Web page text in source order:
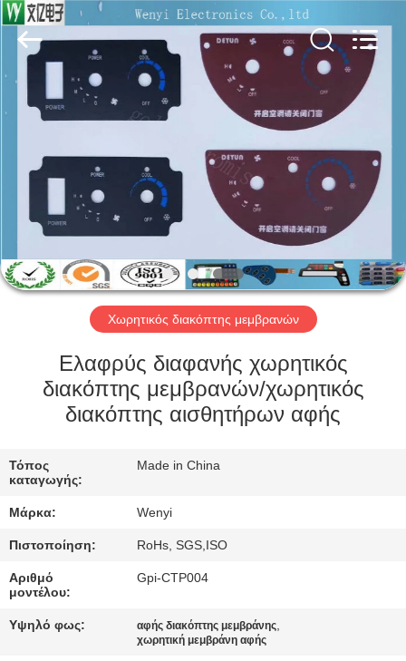
ΣΠΊΤΙ
ΠΡΟΪΌΝΤΑ
ΠΕΡΊΠΟΥ
ΕΜΕΊΣ
ΓΎΡΟΣ
ΕΡΓΟΣΤΑΣΊΩΝ
ΠΟΙΟΤΙΚΌΣ
ΈΛΕΓΧΟΣ
ΜΑΣ
ΕΛΆΤΕ
ΕΠΑΦΉ
ΜΕ
Jinyuanhang
Electronic
Technology
Co.,
Reserved.
Χωρητικός διακόπτης μεμβρανών
Ελαφρύς διαφανής χωρητικός
διακόπτης μεμβρανών/χωρητικός
διακόπτης αισθητήρων αφής
Τόπος
καταγωγής:
Made in China
Μάρκα: Wenyi
Πιστοποίηση: RoHs, SGS,ISO
Αριθμό
μοντέλου:
Gpi-CTP004
Υψηλό φως: αφής διακόπτης μεμβράνης,
χωρητική μεμβράνη αφής